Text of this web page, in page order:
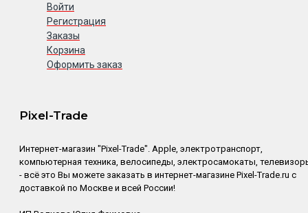
Войти
Регистрация
Заказы
Корзина
Оформить заказ
Pixel-Trade
Интернет-магазин "Pixel-Trade". Apple, электротранспорт,
компьютерная техника, велосипеды, электросамокаты,
- всё это Вы можете заказать в интернет-магазине Pixel-Trade.ru с
доставкой по Москве и всей России!